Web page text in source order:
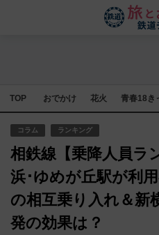
TOP おでかけ 花火 青春18き
コラム ランキング
相鉄線【乗降人員ラ
浜･ゆめが丘駅が利
の相互乗り入れ＆新
発の効果は？